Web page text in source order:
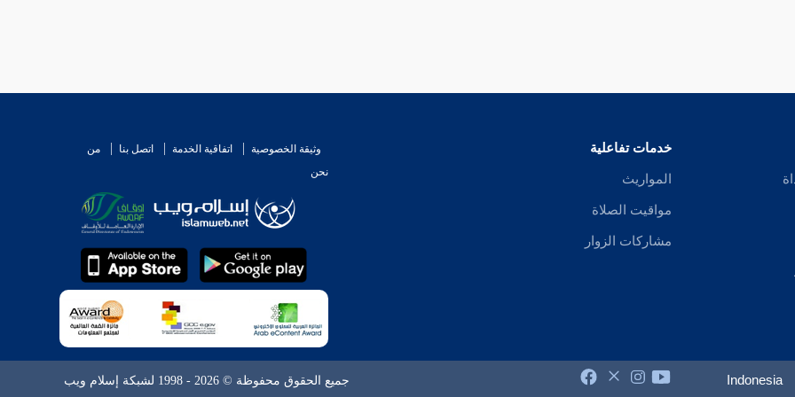
خدمات تفاعلية
المواريث
مواقيت الصلاة
مشاركات الزوار
وثيقة الخصوصية اتفاقية الخدمة اتصل بنا
من
نحن
Indonesia جميع الحقوق محفوظة © 2026 - 1998 لشبكة إسلام ويب